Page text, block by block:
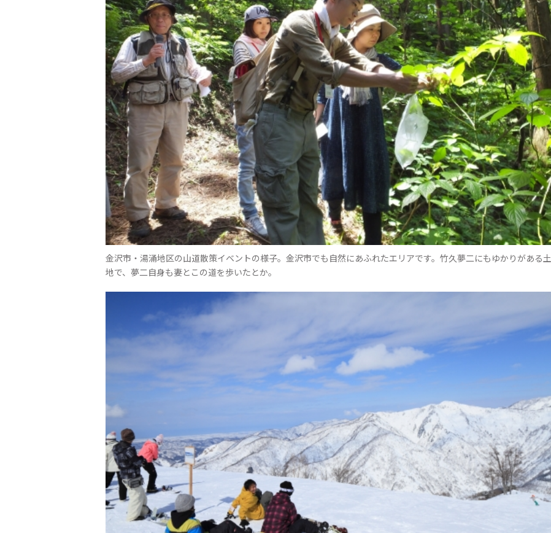
金沢市・湯涌地区の山道散策イベントの様子。金沢市でも自然にあふれたエリアです。竹久夢二にもゆかりがある土
地で、夢二自身も妻とこの道を歩いたとか。